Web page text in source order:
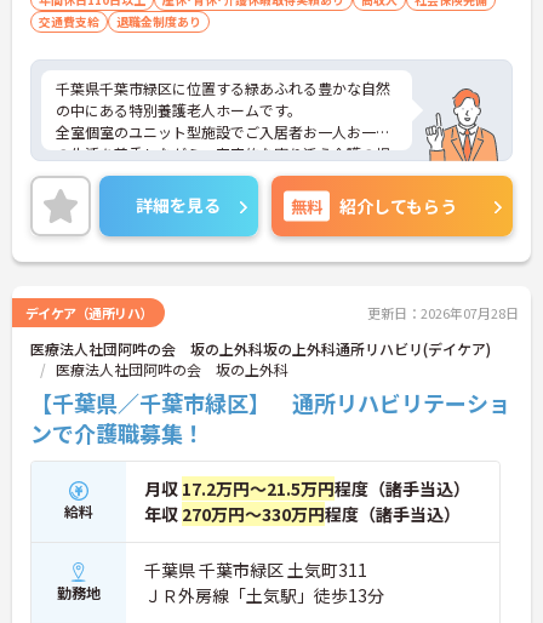
交通費支給
退職金制度あり
千葉県千葉市緑区に位置する緑あふれる豊かな自然
の中にある特別養護老人ホームです。
全室個室のユニット型施設でご入居者お一人お一人
の生活を尊重しながら、家庭的な寄り添う介護の提
供に努めてまいります。教育体制も充実しおります
のでスキルアップも目指せます。ご興味ある方に
は、面接対策ポイントなど、さらに詳細をお話しい
たしますのでお気軽にご相談ください。
詳細を見る 無料 紹介してもらう
デイケア（通所リハ） 更新日：2026年07月28日
医療法人社団阿吽の会 坂の上外科坂の上外科通所リハビリ(デイケア)
医療法人社団阿吽の会 坂の上外科
【千葉県／千葉市緑区】 通所リハビリテーショ
ンで介護職募集！
給料
月収 17.2万円～21.5万円程度（諸手当込）
年収 270万円～330万円程度（諸手当込）
勤務地
千葉県 千葉市緑区 土気町311
ＪＲ外房線「土気駅」徒歩13分